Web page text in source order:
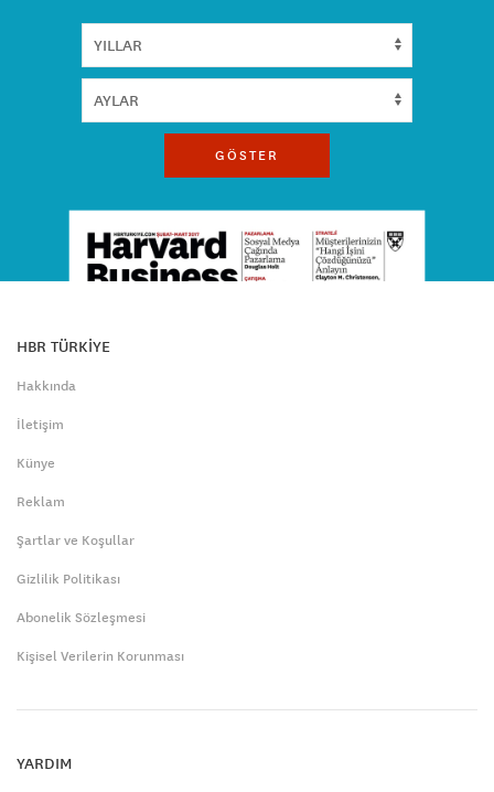
GÖSTER
HBR TÜRKİYE
Hakkında
İletişim
Künye
Reklam
Şartlar ve Koşullar
Gizlilik Politikası
Abonelik Sözleşmesi
Kişisel Verilerin Korunması
YARDIM